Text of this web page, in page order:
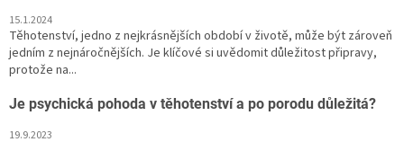
15.1.2024
Těhotenství, jedno z nejkrásnějších období v životě, může být zároveň
jedním z nejnáročnějších. Je klíčové si uvědomit důležitost připravy,
protože na...
Je psychická pohoda v těhotenství a po porodu důležitá?
19.9.2023